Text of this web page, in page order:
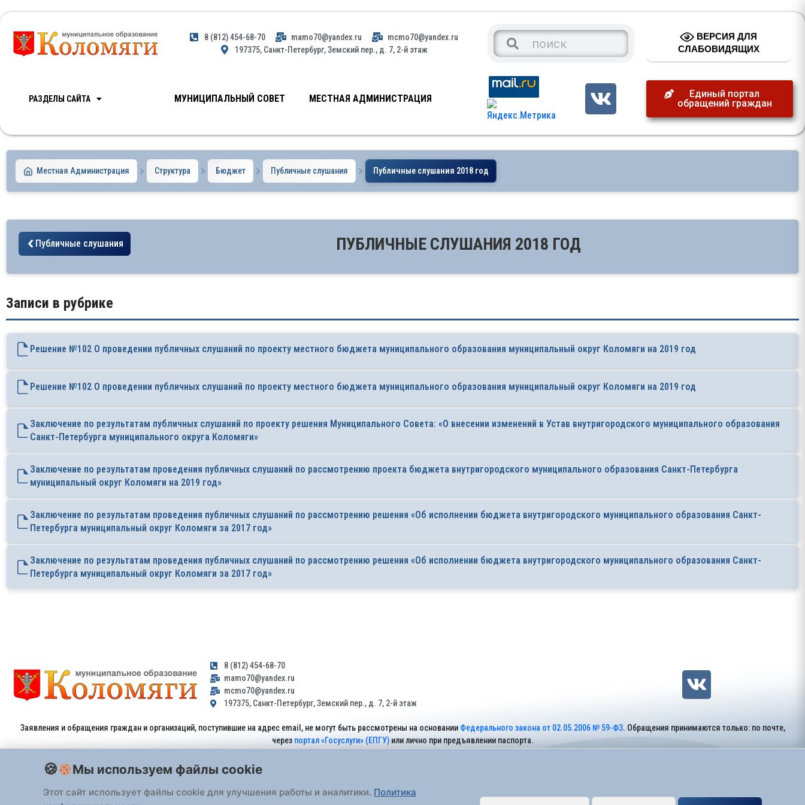
8 (812) 454-68-70 mamo70@yandex.ru
mcmo70@yandex.ru
197375, Санкт-Петербург, Земский пер., д. 7, 2-й этаж
ВЕРСИЯ ДЛЯ
СЛАБОВИДЯЩИХ
РАЗДЕЛЫ САЙТА МУНИЦИПАЛЬНЫЙ СОВЕТ МЕСТНАЯ АДМИНИСТРАЦИЯ
Единый портал
обращений граждан
Местная Администрация Структура Бюджет Публичные слушания Публичные слушания 2018 год
Публичные слушания ПУБЛИЧНЫЕ СЛУШАНИЯ 2018 ГОД
Записи в рубрике
Решение №102 О проведении публичных слушаний по проекту местного бюджета муниципального образования муниципальный округ Коломяги на 2019 год
Решение №102 О проведении публичных слушаний по проекту местного бюджета муниципального образования муниципальный округ Коломяги на 2019 год
Заключение по результатам публичных слушаний по проекту решения Муниципального Совета: «О внесении изменений в Устав внутригородского муниципального образования
Санкт-Петербурга муниципального округа Коломяги»
Заключение по результатам проведения публичных слушаний по рассмотрению проекта бюджета внутригородского муниципального образования Санкт-Петербурга
муниципальный округ Коломяги на 2019 год»
Заключение по результатам проведения публичных слушаний по рассмотрению решения «Об исполнении бюджета внутригородского муниципального образования Санкт-
Петербурга муниципальный округ Коломяги за 2017 год»
Заключение по результатам проведения публичных слушаний по рассмотрению решения «Об исполнении бюджета внутригородского муниципального образования Санкт-
Петербурга муниципальный округ Коломяги за 2017 год»
8 (812) 454-68-70
mamo70@yandex.ru
mcmo70@yandex.ru
197375, Санкт-Петербург, Земский пер., д. 7, 2-й этаж
Заявления и обращения граждан и организаций, поступившие на адрес email, не могут быть рассмотрены на основании Федерального закона от 02.05.2006 № 59-ФЗ. Обращения принимаются только: по почте,
через портал «Госуслуги» (ЕПГУ)или лично при предъявлении паспорта.
Мы используем файлы cookie
Этот сайт использует файлы cookie для улучшения работы и аналитики. Политика